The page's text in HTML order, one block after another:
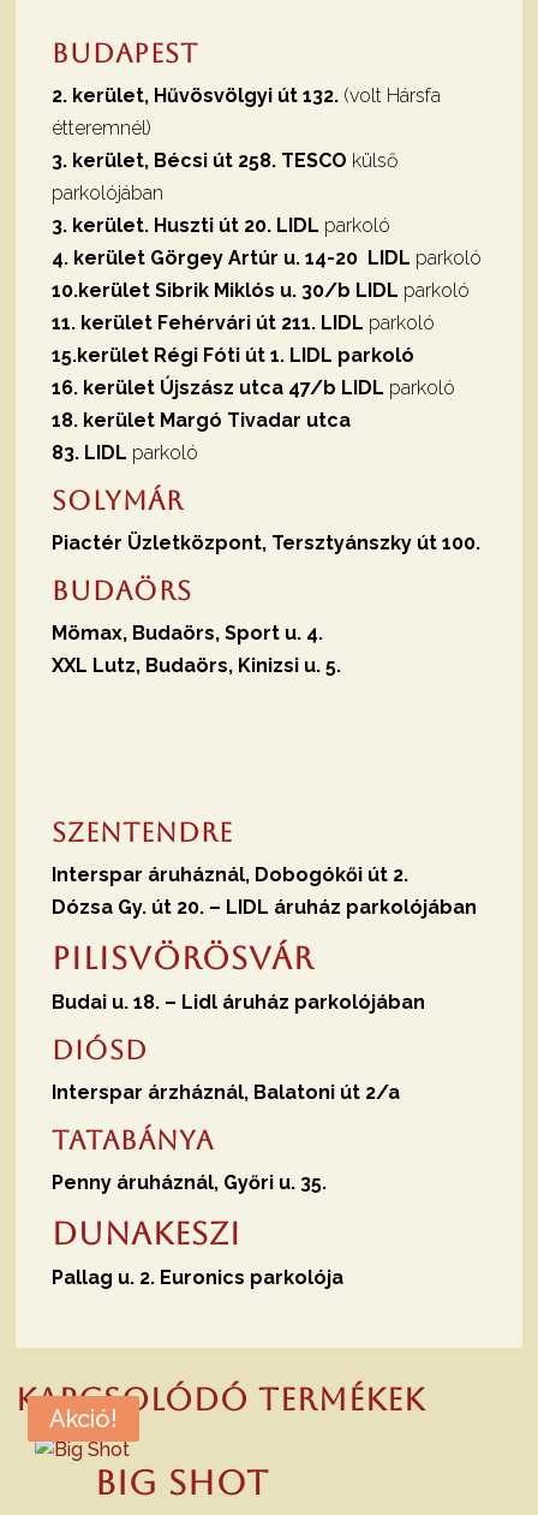
Budapest
2. kerület, Hűvösvölgyi út 132. (volt Hársfa
étteremnél)
3. kerület, Bécsi út 258. TESCO külső
parkolójában
3. kerület. Huszti út 20. LIDL parkoló
4. kerület Görgey Artúr u. 14-20 LIDL parkoló
10.kerület Sibrik Miklós u. 30/b LIDL parkoló
11. kerület Fehérvári út 211. LIDL parkoló
15.kerület Régi Fóti út 1. LIDL parkoló
16. kerület Újszász utca 47/b LIDL parkoló
18. kerület Margó Tivadar utca
83. LIDL parkoló
Solymár
Piactér Üzletközpont, Tersztyánszky út 100.
Budaörs
Mömax, Budaörs, Sport u. 4.
XXL Lutz, Budaörs, Kinizsi u. 5.
Szentendre
Interspar áruháznál, Dobogókői út 2.
Dózsa Gy. út 20. – LIDL áruház parkolójában
Pilisvörösvár
Budai u. 18. – Lidl áruház parkolójában
Diósd
Interspar árzháznál, Balatoni út 2/a
Tatabánya
Penny áruháznál, Győri u. 35.
Dunakeszi
Pallag u. 2. Euronics parkolója
Kapcsolódó termékek
Akció!
Big Shot
Akció!